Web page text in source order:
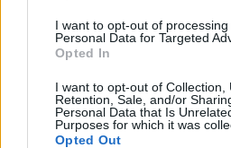
I want to opt-out of processing
Personal Data for Targeted
Opted In
I want to opt-out of Collection,
Retention, Sale, and/or
Personal Data that Is
Purposes for which it was
Opted Out